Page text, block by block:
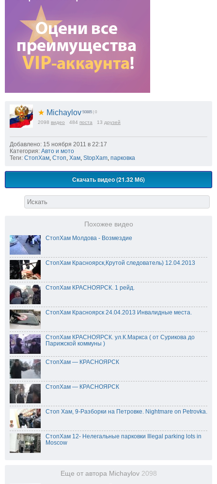
★ Michaylov 50885 | 0
2098 видео 484 поста 13 друзей
Добавлено: 15 ноября 2011 в 22:17
Категория: Авто и мото
Теги: СтопХам Стоп Хам StopXam парковка
Скачать видео (21.32 Мб)
Похожее видео
СтопХам Молдова - Возмездие
СтопХам Красноярск,Крутой следователь) 12.04.2013
СтопХам КРАСНОЯРСК. 1 рейд.
СтопХам Красноярск 24.04.2013 Инвалидные места.
СтопХам КРАСНОЯРСК. ул.К.Маркса ( от Сурикова до
Парижской коммуны )
СтопХам — КРАСНОЯРСК
СтопХам — КРАСНОЯРСК
Стоп Хам, 9-Разборки на Петровке. Nightmare on Petrovkа.
СтопХам 12- Нелегальные парковки Illegal parking lots in
Moscow
Еще от автора Michaylov 2098